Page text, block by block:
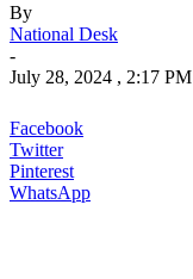
By
National Desk
-
July 28, 2024 , 2:17 PM
Facebook
Twitter
Pinterest
WhatsApp